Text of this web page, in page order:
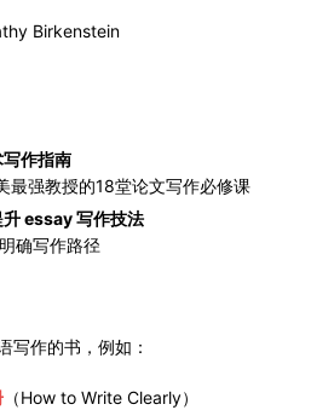
Birkenstein
作指南
最强教授的18堂论文写作必修课
essay 写作技法
确写作路径
写作的书，例如：
（How to Write Clearly）